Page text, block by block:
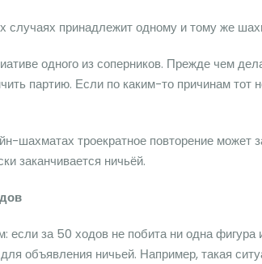
случаях принадлежит одному и тому же
одного из соперников. Прежде чем
партию. Если по каким-то причинам тот
шахматах троекратное повторение может
заканчивается ничьёй.
если за 50 ходов не побита ни одна
объявления ничьей. Например, такая